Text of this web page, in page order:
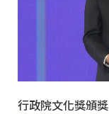
行政院文化獎頒